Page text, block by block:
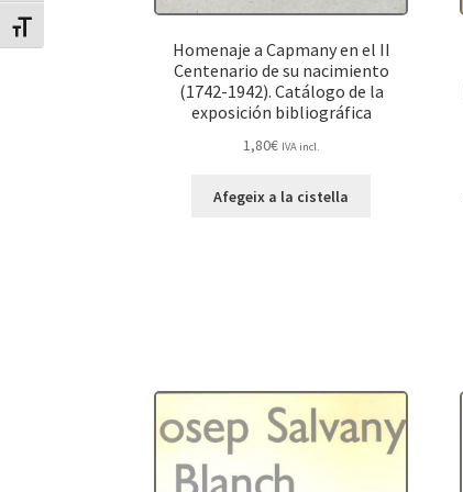
Canvia mida de lletra
Homenaje a Capmany en el II
Centenario de su nacimiento
(1742-1942). Catálogo de la
exposición bibliográfica
1,80€ IVA incl.
Afegeix a la cistella